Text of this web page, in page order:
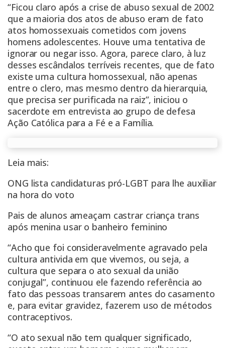
“Ficou claro após a crise de abuso sexual de 2002
que a maioria dos atos de abuso eram de fato
atos homossexuais cometidos com jovens
homens adolescentes. Houve uma tentativa de
ignorar ou negar isso. Agora, parece claro, à luz
desses escândalos terríveis recentes, que de fato
existe uma cultura homossexual, não apenas
entre o clero, mas mesmo dentro da hierarquia,
que precisa ser purificada na raiz”, iniciou o
sacerdote em entrevista ao grupo de defesa
Ação Católica para a Fé e a Família.
Leia mais:
ONG lista candidaturas pró-LGBT para lhe auxiliar
na hora do voto
Pais de alunos ameaçam castrar criança trans
após menina usar o banheiro feminino
“Acho que foi consideravelmente agravado pela
cultura antivida em que vivemos, ou seja, a
cultura que separa o ato sexual da união
conjugal”, continuou ele fazendo referência ao
fato das pessoas transarem antes do casamento
e, para evitar gravidez, fazerem uso de métodos
contraceptivos.
“O ato sexual não tem qualquer significado,